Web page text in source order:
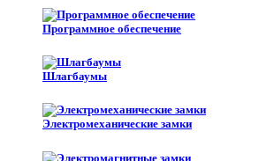
Программное обеспечение
Шлагбаумы
Электромеханические замки